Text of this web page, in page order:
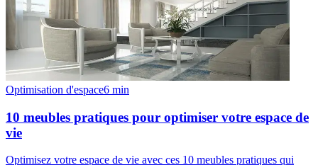
Optimisation d'espace6 min
10 meubles pratiques pour optimiser votre espace de
vie
Optimisez votre espace de vie avec ces 10 meubles pratiques qui